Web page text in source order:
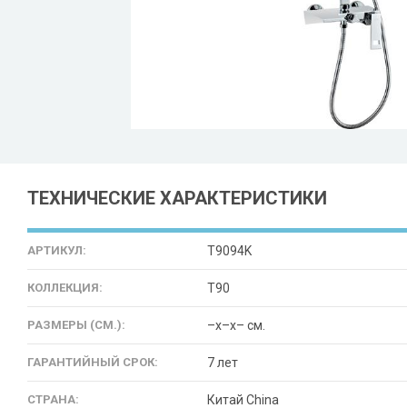
ТЕХНИЧЕСКИЕ ХАРАКТЕРИСТИКИ
АРТИКУЛ: T9094K
КОЛЛЕКЦИЯ: T90
РАЗМЕРЫ (СМ.): –x–x– см.
ГАРАНТИЙНЫЙ СРОК: 7 лет
СТРАНА: Китай China